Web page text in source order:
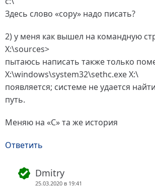
Здесь слово «copy» надо писать?
2) у меня как вышел на командную
X:\sources>
пытаюсь написать также только
X:\windows\system32\sethc.exe X:\
появляется; системе не удается
путь.
Меняю на «С» та же история
Ответить
Dmitry
25.03.2020 в 19:41